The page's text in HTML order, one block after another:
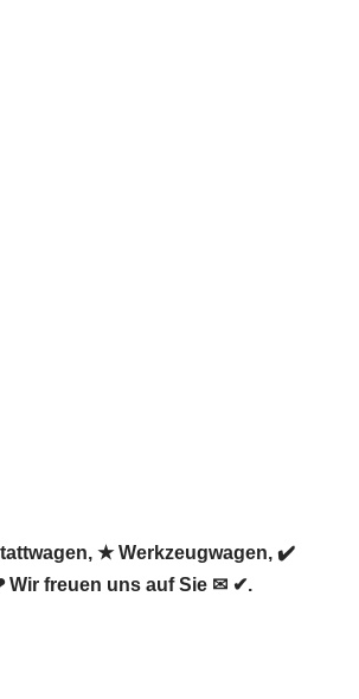
★ Werkzeugwagen, ✔️
Wir freuen uns auf Sie ✉ ✔.